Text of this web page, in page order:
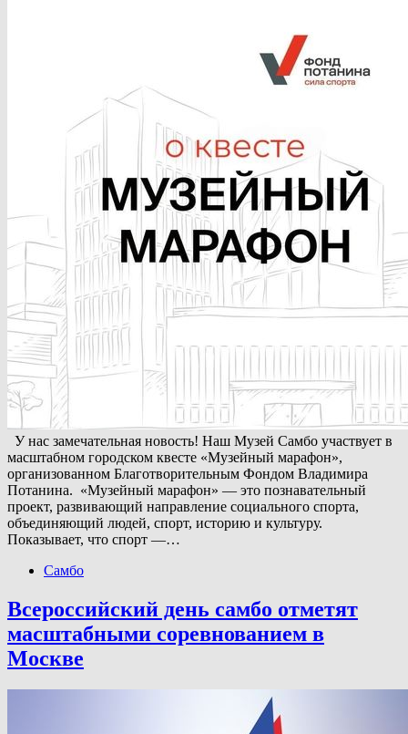
У нас замечательная новость! Наш Музей Самбо участвует в
масштабном городском квесте «Музейный марафон»,
организованном Благотворительным Фондом Владимира
Потанина. «Музейный марафон» — это познавательный
проект, развивающий направление социального спорта,
объединяющий людей, спорт, историю и культуру.
Показывает, что спорт —…
Самбо
Всероссийский день самбо отметят
масштабными соревнованием в
Москве